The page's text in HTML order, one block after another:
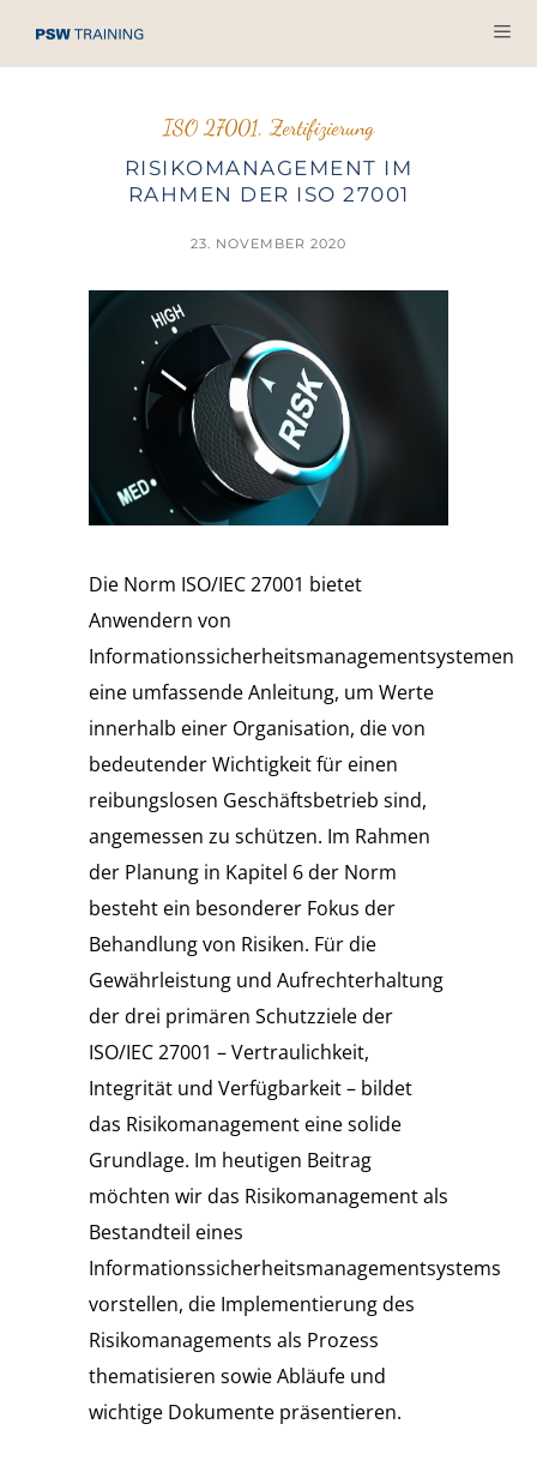
ISO 27001,Zertifizierung
RISIKOMANAGEMENT IM
RAHMEN DER ISO 27001
23. NOVEMBER 2020
Die Norm ISO/IEC 27001 bietet
Anwendern von
Informationssicherheitsmanagementsystemen
eine umfassende Anleitung, um Werte
innerhalb einer Organisation, die von
bedeutender Wichtigkeit für einen
reibungslosen Geschäftsbetrieb sind,
angemessen zu schützen. Im Rahmen
der Planung in Kapitel 6 der Norm
besteht ein besonderer Fokus der
Behandlung von Risiken. Für die
Gewährleistung und Aufrechterhaltung
der drei primären Schutzziele der
ISO/IEC 27001 – Vertraulichkeit,
Integrität und Verfügbarkeit – bildet
das Risikomanagement eine solide
Grundlage. Im heutigen Beitrag
möchten wir das Risikomanagement als
Bestandteil eines
Informationssicherheitsmanagementsystems
vorstellen, die Implementierung des
Risikomanagements als Prozess
thematisieren sowie Abläufe und
wichtige Dokumente präsentieren.